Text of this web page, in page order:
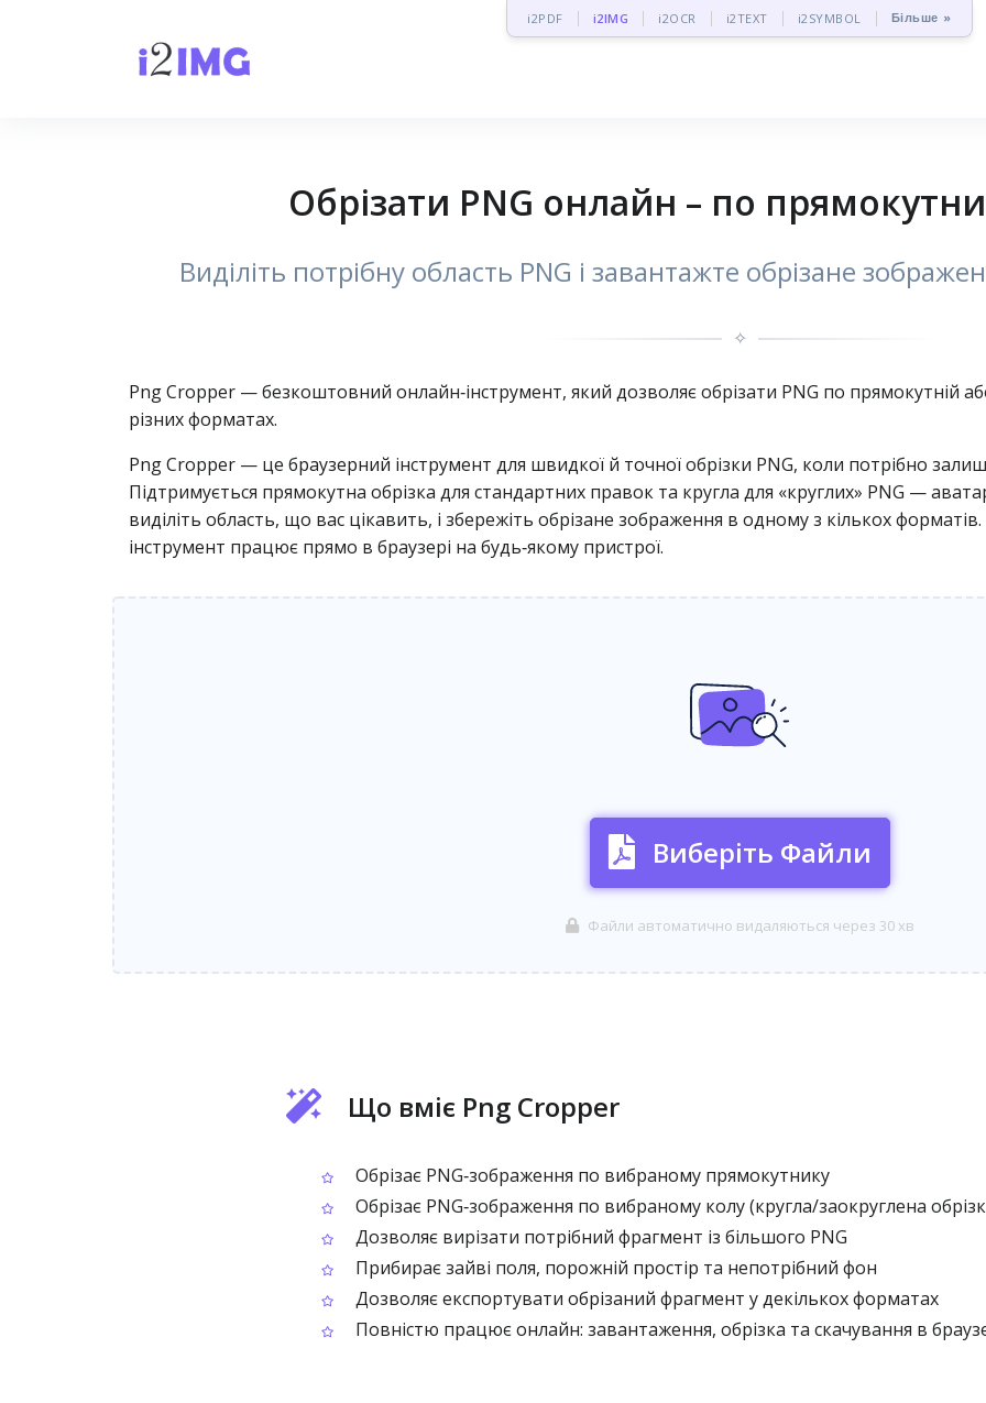
i2PDF i2IMG i2OCR i2TEXT i2SYMBOL Більше »
Обрізати PNG онлайн – по
Виділіть потрібну область PNG і завантажте обрізане
✧
Png Cropper — безкоштовний онлайн‑інструмент, який дозволяє обрізати PNG по прямокутній або
різних форматах.
Png Cropper — це браузерний інструмент для швидкої й точної обрізки PNG, коли потрібно
Підтримується прямокутна обрізка для стандартних правок та кругла для «круглих» PNG —
виділіть область, що вас цікавить, і збережіть обрізане зображення в одному з кількох
інструмент працює прямо в браузері на будь‑якому пристрої.
Виберіть Файли
Файли автоматично видаляються через 30 хв
Що вміє Png Cropper
Обрізає PNG‑зображення по вибраному прямокутнику
Обрізає PNG‑зображення по вибраному колу (кругла/заокруглена
Дозволяє вирізати потрібний фрагмент із більшого PNG
Прибирає зайві поля, порожній простір та непотрібний фон
Дозволяє експортувати обрізаний фрагмент у декількох форматах
Повністю працює онлайн: завантаження, обрізка та скачування в